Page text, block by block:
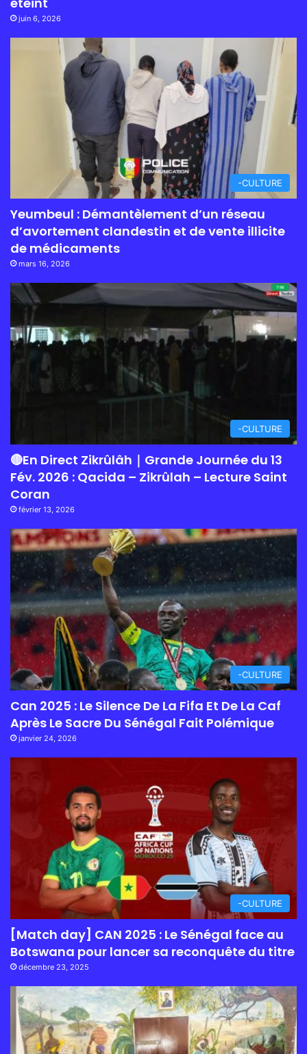
juin 6, 2026
-CULTURE
Yeumbeul : Démantèlement d’un réseau
d’avortement clandestin et de vente illicite
de médicaments
mars 16, 2026
-CULTURE
🔴En Direct Zikrûlâh｜Grande Journée du 13
Fév. 2026 : Qacida – Zikrûlah – Lecture Saint
Coran
février 13, 2026
-CULTURE
Can 2025 : Le Silence De La Fifa Et De La Caf
Après Le Sacre Du Sénégal Fait Polémique
janvier 24, 2026
-CULTURE
[Match day] CAN 2025 : Le Sénégal face au
Botswana pour lancer sa reconquête du titre
décembre 23, 2025